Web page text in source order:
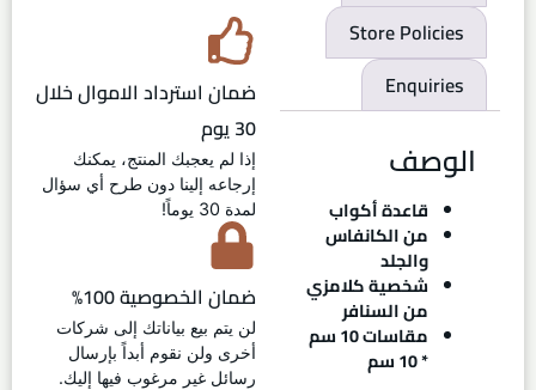
Store Policies
Enquiries
الوصف
قاعدة أكواب
من الكانفاس
والجلد
شخصية كلامزي
من السنافر
مقاسات 10 سم
* 10 سم
ضمان استرداد الاموال خلال
30 يوم
إذا لم يعجبك المنتج، يمكنك
إرجاعه إلينا دون طرح أي سؤال
لمدة 30 يوماً!
ضمان الخصوصية 100%
لن يتم بيع بياناتك إلى شركات
أخرى ولن نقوم أبداً بإرسال
رسائل غير مرغوب فيها إليك.